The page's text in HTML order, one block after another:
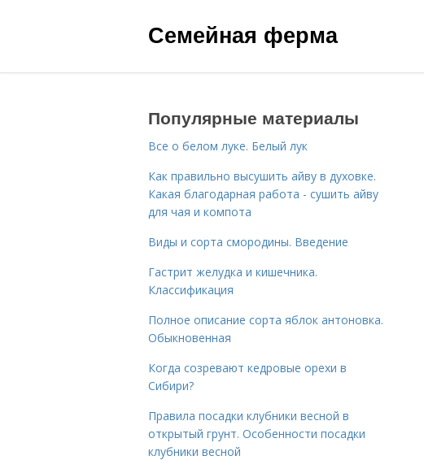
Семейная ферма
Популярные материалы
Все о белом луке. Белый лук
Как правильно высушить айву в духовке.
Какая благодарная работа - сушить айву
для чая и компота
Виды и сорта смородины. Введение
Гастрит желудка и кишечника.
Классификация
Полное описание сорта яблок антоновка.
Обыкновенная
Когда созревают кедровые орехи в
Сибири?
Правила посадки клубники весной в
открытый грунт. Особенности посадки
клубники весной